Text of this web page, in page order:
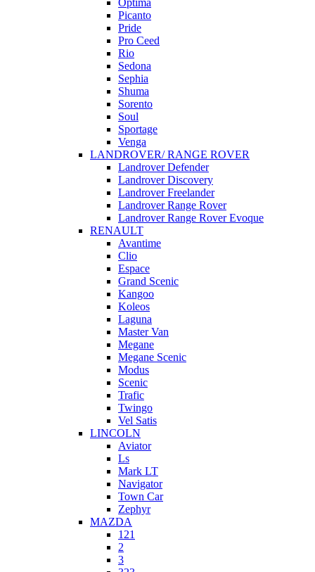
Picanto
Pride
Pro Ceed
Rio
Sedona
Sephia
Shuma
Sorento
Soul
Sportage
Venga
LANDROVER/ RANGE ROVER
Landrover Defender
Landrover Discovery
Landrover Freelander
Landrover Range Rover
Landrover Range Rover Evoque
RENAULT
Avantime
Clio
Espace
Grand Scenic
Kangoo
Koleos
Laguna
Master Van
Megane
Megane Scenic
Modus
Scenic
Trafic
Twingo
Vel Satis
LINCOLN
Aviator
Ls
Mark LT
Navigator
Town Car
Zephyr
MAZDA
121
2
3